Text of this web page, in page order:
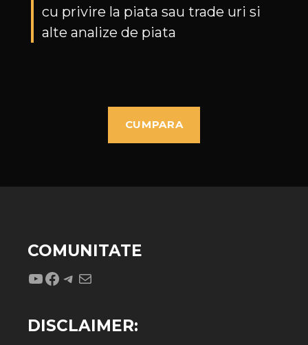
cu privire la piata sau trade uri si
alte analize de piata
CUMPARA
COMUNITATE
YouTube
Facebook
Telegram
Mail
DISCLAIMER: